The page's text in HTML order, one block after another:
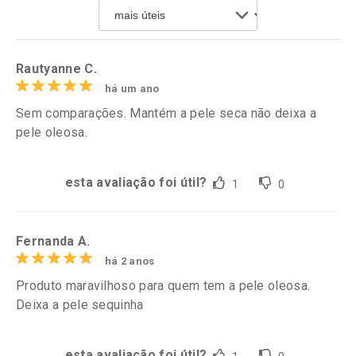
Por R$ 76,99/cada
Por R$ 136,99/cada
Rautyanne C.
há um ano
Sem comparações. Mantém a pele seca não deixa a
pele oleosa.
esta avaliação foi útil? 1 0
Fernanda A.
há 2 anos
Produto maravilhoso para quem tem a pele oleosa.
Deixa a pele sequinha